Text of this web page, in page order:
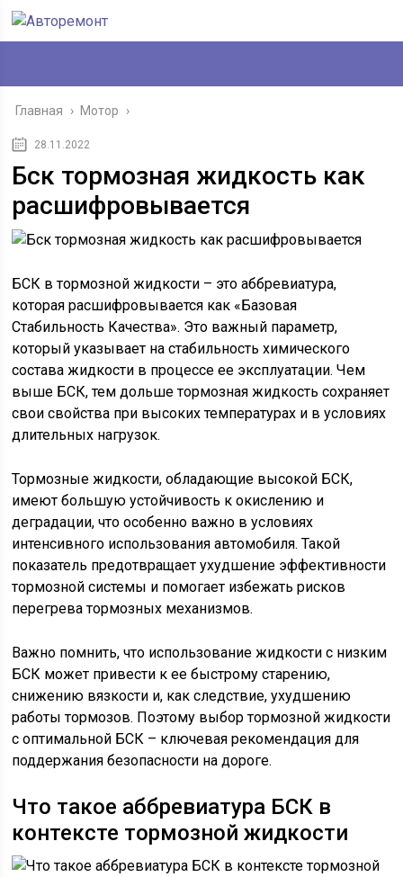
Главная › Мотор ›
28.11.2022
Бск тормозная жидкость как
расшифровывается
БСК в тормозной жидкости – это аббревиатура,
которая расшифровывается как «Базовая
Стабильность Качества». Это важный параметр,
который указывает на стабильность химического
состава жидкости в процессе ее эксплуатации. Чем
выше БСК, тем дольше тормозная жидкость сохраняет
свои свойства при высоких температурах и в условиях
длительных нагрузок.
Тормозные жидкости, обладающие высокой БСК,
имеют большую устойчивость к окислению и
деградации, что особенно важно в условиях
интенсивного использования автомобиля. Такой
показатель предотвращает ухудшение эффективности
тормозной системы и помогает избежать рисков
перегрева тормозных механизмов.
Важно помнить, что использование жидкости с низким
БСК может привести к ее быстрому старению,
снижению вязкости и, как следствие, ухудшению
работы тормозов. Поэтому выбор тормозной жидкости
с оптимальной БСК – ключевая рекомендация для
поддержания безопасности на дороге.
Что такое аббревиатура БСК в
контексте тормозной жидкости